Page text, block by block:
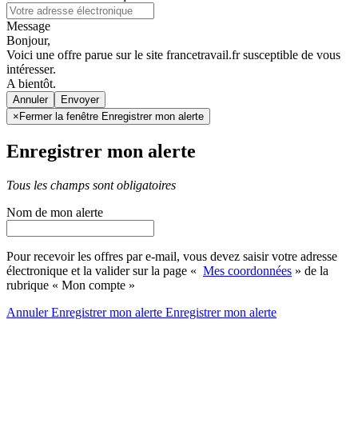
Message
Bonjour,
Voici une offre parue sur le site francetravail.fr susceptible de vous
intéresser.
A bientôt.
Annuler
×Fermer la fenêtre Enregistrer mon alerte
Enregistrer mon alerte
Tous les champs sont obligatoires
Nom de mon alerte
Pour recevoir les offres par e-mail, vous devez saisir votre adresse
électronique et la valider sur la page « Mes coordonnées » de la
rubrique « Mon compte »
AnnulerEnregistrer mon alerte Enregistrermon alerte